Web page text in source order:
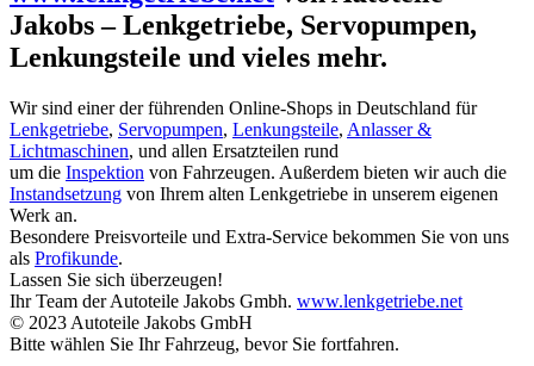
Jakobs – Lenkgetriebe, Servopumpen,
Lenkungsteile und vieles mehr.
Wir sind einer der führenden Online-Shops in Deutschland für
Lenkgetriebe, Servopumpen, Lenkungsteile, Anlasser &
Lichtmaschinen, und allen Ersatzteilen rund
um die Inspektion von Fahrzeugen. Außerdem bieten wir auch die
Instandsetzung von Ihrem alten Lenkgetriebe in unserem eigenen
Werk an.
Besondere Preisvorteile und Extra-Service bekommen Sie von uns
als Profikunde.
Lassen Sie sich überzeugen!
Ihr Team der Autoteile Jakobs Gmbh. www.lenkgetriebe.net
© 2023 Autoteile Jakobs GmbH
Bitte wählen Sie Ihr Fahrzeug, bevor Sie fortfahren.